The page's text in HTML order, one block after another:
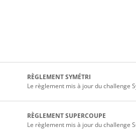
RÈGLEMENT SYMÉTRI
Le règlement mis à jour du challenge
RÈGLEMENT SUPERCOUPE
Le règlement mis à jour du challenge